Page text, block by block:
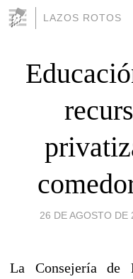
LAZOS ROTOS
26 DE AGOSTO DE
La Consejería de